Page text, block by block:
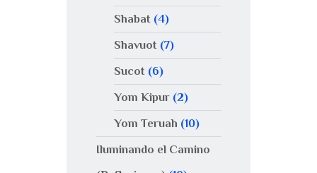
Shabat(4)
Shavuot(7)
Sucot(6)
Yom Kipur(2)
Yom Teruah (10)
Iluminando el Camino